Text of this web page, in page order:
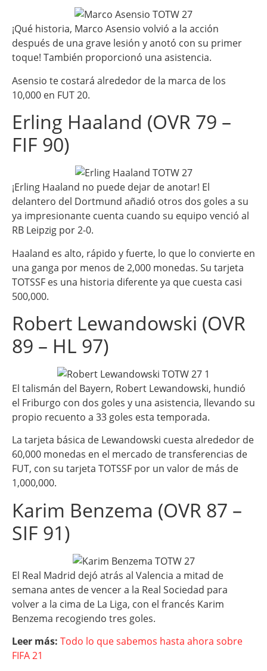
¡Qué historia, Marco Asensio volvió a la acción
después de una grave lesión y anotó con su primer
toque! También proporcionó una asistencia.
Asensio te costará alrededor de la marca de los
10,000 en FUT 20.
Erling Haaland (OVR 79 –
FIF 90)
¡Erling Haaland no puede dejar de anotar! El
delantero del Dortmund añadió otros dos goles a su
ya impresionante cuenta cuando su equipo venció al
RB Leipzig por 2-0.
Haaland es alto, rápido y fuerte, lo que lo convierte en
una ganga por menos de 2,000 monedas. Su tarjeta
TOTSSF es una historia diferente ya que cuesta casi
500,000.
Robert Lewandowski (OVR
89 – HL 97)
El talismán del Bayern, Robert Lewandowski, hundió
el Friburgo con dos goles y una asistencia, llevando su
propio recuento a 33 goles esta temporada.
La tarjeta básica de Lewandowski cuesta alrededor de
60,000 monedas en el mercado de transferencias de
FUT, con su tarjeta TOTSSF por un valor de más de
1,000,000.
Karim Benzema (OVR 87 –
SIF 91)
El Real Madrid dejó atrás al Valencia a mitad de
semana antes de vencer a la Real Sociedad para
volver a la cima de La Liga, con el francés Karim
Benzema recogiendo tres goles.
Leer más: Todo lo que sabemos hasta ahora sobre
FIFA 21